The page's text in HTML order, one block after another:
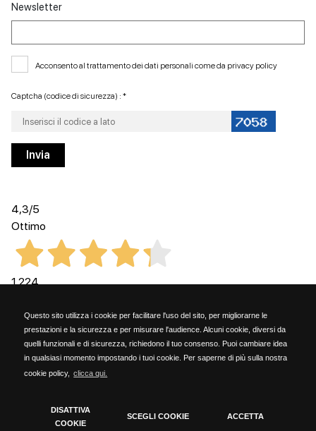
Questo sito utilizza i cookie per facilitare l'uso del sito, per migliorarne le
prestazioni e la sicurezza e per misurare l'audience. Alcuni cookie, diversi da
quelli funzionali e di sicurezza, richiedono il tuo consenso. Puoi cambiare idea
in qualsiasi momento impostando i tuoi cookie. Per saperne di più sulla nostra
cookie policy,
clicca qui.
DISATTIVA
COOKIE
SCEGLI COOKIE ACCETTA
Newsletter
Acconsento al trattamento dei dati personali come da privacy policy
Captcha (codice di sicurezza) : *
4,3/5
Ottimo
1.224